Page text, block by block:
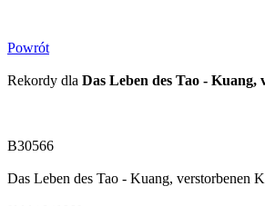
Powrót
Rekordy dla Das Leben des Tao -
B30566
Das Leben des Tao - Kuang, verstorbenen